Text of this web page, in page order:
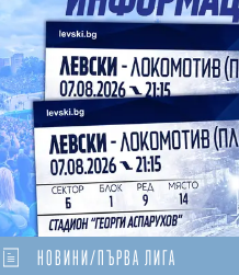
НОВИНИ/ПЪРВА ЛИГА